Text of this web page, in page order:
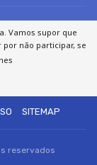
SITEMAP
reservados
Vamos supor que
não participar, se